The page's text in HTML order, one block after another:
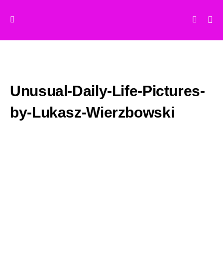
Unusual-Daily-Life-Pictures-
by-Lukasz-Wierzbowski